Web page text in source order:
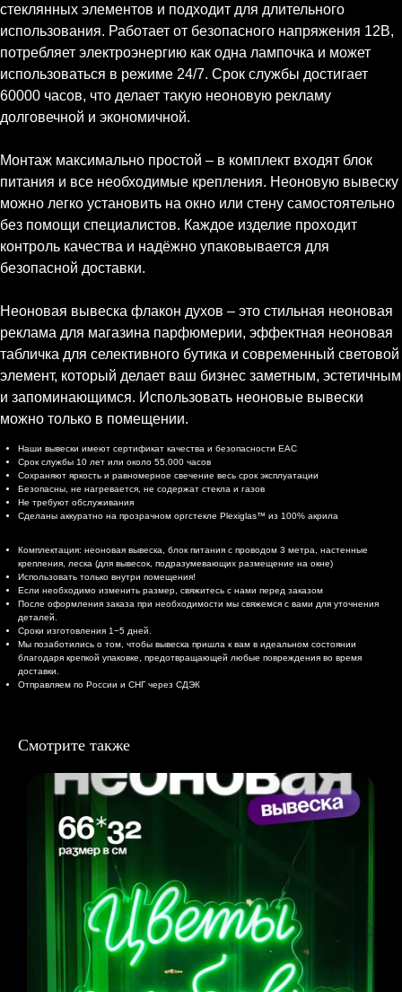
стеклянных элементов и подходит для длительного
использования. Работает от безопасного напряжения 12В,
потребляет электроэнергию как одна лампочка и может
использоваться в режиме 24/7. Срок службы достигает
60000 часов, что делает такую неоновую рекламу
долговечной и экономичной.
Монтаж максимально простой – в комплект входят блок
питания и все необходимые крепления. Неоновую вывеску
можно легко установить на окно или стену самостоятельно
без помощи специалистов. Каждое изделие проходит
контроль качества и надёжно упаковывается для
безопасной доставки.
Неоновая вывеска флакон духов – это стильная неоновая
реклама для магазина парфюмерии, эффектная неоновая
табличка для селективного бутика и современный световой
элемент, который делает ваш бизнес заметным, эстетичным
и запоминающимся. Использовать неоновые вывески
можно только в помещении.
Наши вывески имеют сертификат качества и безопасности EAC
Срок службы 10 лет или около 55.000 часов
Сохраняют яркость и равномерное свечение весь срок эксплуатации
Безопасны, не нагревается, не содержат стекла и газов
Не требуют обслуживания
Сделаны аккуратно на прозрачном оргстекле Plexiglas™ из 100% акрила
Комплектация: неоновая вывеска, блок питания с проводом 3 метра, настенные
крепления, леска (для вывесок, подразумевающих размещение на окне)
Использовать только внутри помещения!
Если необходимо изменить размер, свяжитесь с нами перед заказом
После оформления заказа при необходимости мы свяжемся с вами для уточнения
деталей.
Сроки изготовления 1−5 дней.
Мы позаботились о том, чтобы вывеска пришла к вам в идеальном состоянии
благодаря крепкой упаковке, предотвращающей любые повреждения во время
доставки.
Отправляем по России и СНГ через СДЭК
Смотрите также